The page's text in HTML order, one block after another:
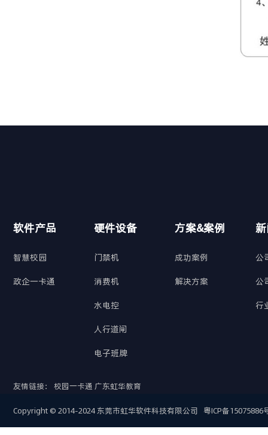
软件产品
智慧校园
政企一卡通
硬件设备
门禁机
消费机
水电控
人行道闸
电子班牌
方案&案例
成功案例
解决方案
公
公
行
友情链接： 校园一卡通 广东虹华教育
Copyright © 2014-2024 东莞市虹华软件科技有限公司 粤ICP备15075886